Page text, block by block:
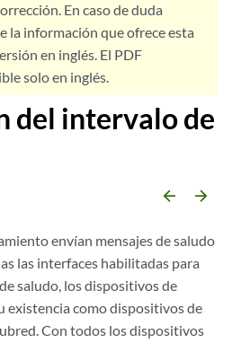
En caso de duda
la información que ofrece esta
en inglés. El PDF
solo en inglés.
del intervalo de
arrow_backward arrow_forward
envían mensajes de saludo
las interfaces habilitadas para
saludo, los dispositivos de
existencia como dispositivos de
Con todos los dispositivos